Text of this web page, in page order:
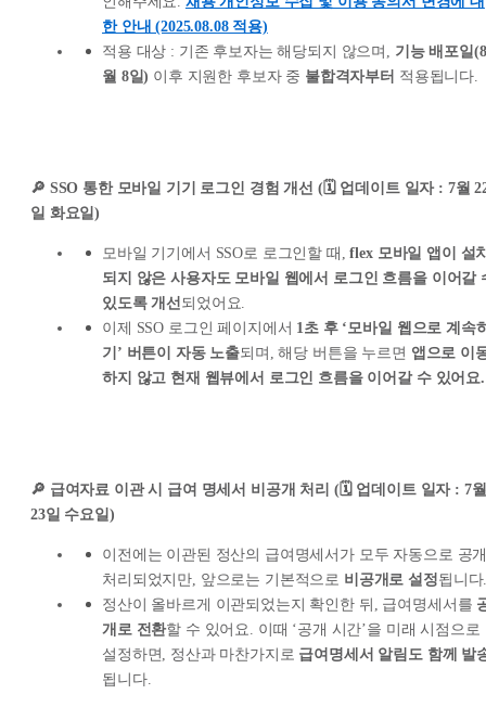
한 안내 (2025.08.08 적용)
적용 대상 : 기존 후보자는 해당되지 않으며, 기능 배포일(8
월 8일) 이후 지원한 후보자 중 불합격자부터 적용됩니다.
🔎 SSO 통한 모바일 기기 로그인 경험 개선 (🗓️ 업데이트 일자 : 7월
일 화요일)
모바일 기기에서 SSO로 로그인할 때,flex 모바일 앱이 설
되지 않은 사용자도 모바일 웹에서 로그인 흐름을 이어갈
있도록 개선 되었어요.
이제 SSO 로그인 페이지에서 1초 후 ‘모바일 웹으로 계속
기’ 버튼이 자동 노출되며, 해당 버튼을 누르면 앱으로 이
하지 않고 현재 웹뷰에서 로그인 흐름을 이어갈 수 있어요.
🔎 급여자료 이관 시 급여 명세서 비공개 처리 (🗓️ 업데이트 일자 : 7월
23일 수요일)
이전에는 이관된 정산의 급여명세서가 모두 자동으로 공
처리되었지만, 앞으로는 기본적으로 비공개로 설정됩니다
정산이 올바르게 이관되었는지 확인한 뒤, 급여명세서를
개로 전환할 수 있어요. 이때 ‘공개 시간’을 미래 시점으로
설정하면, 정산과 마찬가지로 급여명세서 알림도 함께 발
됩니다.